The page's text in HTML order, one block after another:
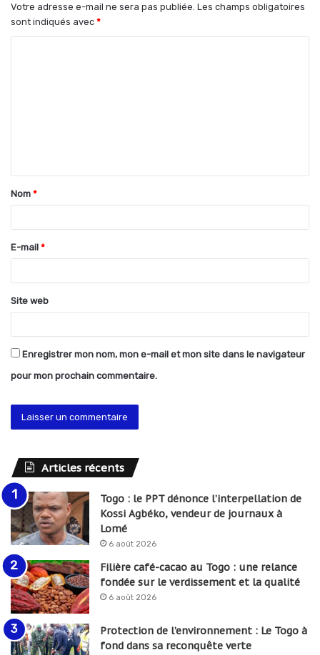
Votre adresse e-mail ne sera pas publiée. Les champs obligatoires
sont indiqués avec *
t
a
e
*
Nom *
E-mail *
Site web
Enregistrer mon nom, mon e-mail et mon site dans le navigateur
pour mon prochain commentaire.
Articles récents
Togo : le PPT dénonce l’interpellation de
Kossi Agbéko, vendeur de journaux à
Lomé
6 août 2026
Filière café-cacao au Togo : une relance
fondée sur le verdissement et la qualité
6 août 2026
Protection de l’environnement : Le Togo à
fond dans sa reconquête verte